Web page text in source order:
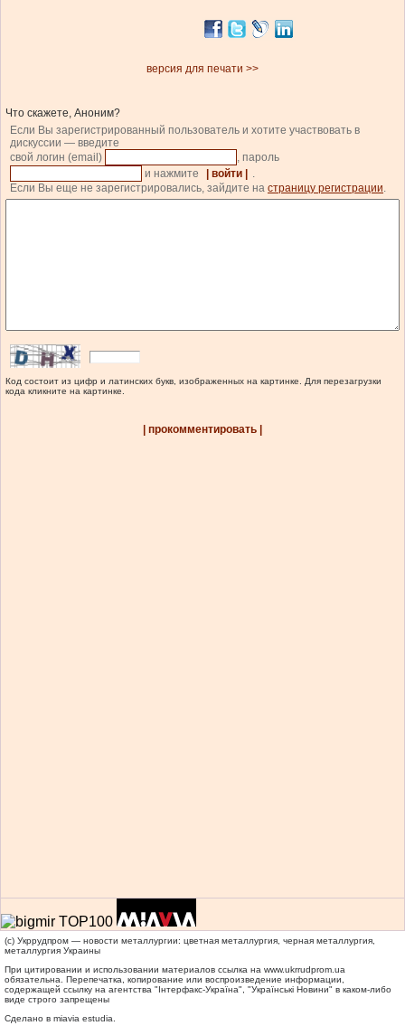
версия для печати >>
Что скажете, Аноним?
Если Вы зарегистрированный пользователь и хотите участвовать в
дискуссии — введите
свой логин (email)
, пароль
и нажмите
| войти |
.
Если Вы еще не зарегистрировались, зайдите на страницу регистрации.
Код состоит из цифр и латинских букв, изображенных на картинке. Для перезагрузки
кода кликните на картинке.
| прокомментировать |
(c) Укррудпром — новости металлургии: цветная металлургия, черная металлургия,
металлургия Украины
При цитировании и использовании материалов ссылка на www.ukrrudprom.ua
обязательна. Перепечатка, копирование или воспроизведение информации,
содержащей ссылку на агентства "Iнтерфакс-Україна", "Українськi Новини" в каком-либо
виде строго запрещены
Сделано в miavia estudia.